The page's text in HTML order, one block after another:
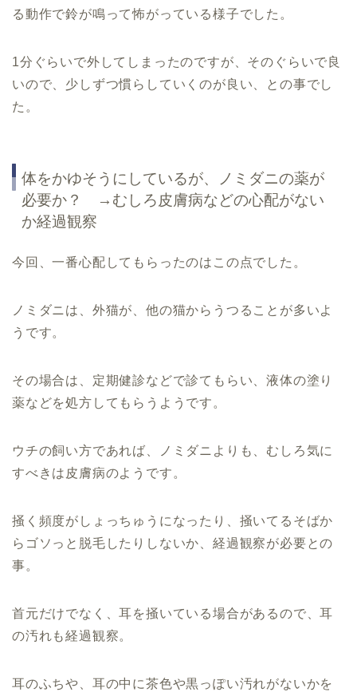
る動作で鈴が鳴って怖がっている様子でした。
1分ぐらいで外してしまったのですが、そのぐらいで良
いので、少しずつ慣らしていくのが良い、との事でし
た。
体をかゆそうにしているが、ノミダニの薬が
必要か？ →むしろ皮膚病などの心配がない
か経過観察
今回、一番心配してもらったのはこの点でした。
ノミダニは、外猫が、他の猫からうつることが多いよ
うです。
その場合は、定期健診などで診てもらい、液体の塗り
薬などを処方してもらうようです。
ウチの飼い方であれば、ノミダニよりも、むしろ気に
すべきは皮膚病のようです。
掻く頻度がしょっちゅうになったり、掻いてるそばか
らゴソっと脱毛したりしないか、経過観察が必要との
事。
首元だけでなく、耳を掻いている場合があるので、耳
の汚れも経過観察。
耳のふちや、耳の中に茶色や黒っぽい汚れがないかを